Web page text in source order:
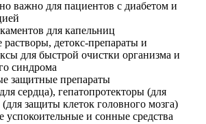
важно для пациентов с диабетом и
для капельниц
детокс-препараты и
для быстрой очистки организма и
синдрома
защитные препараты
сердца), гепатопротекторы (для
защиты клеток головного мозга)
и сонные средства